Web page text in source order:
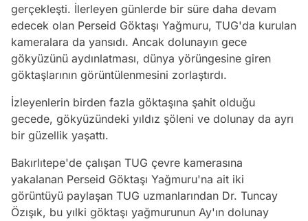
gerçekleşti. İlerleyen günlerde bir süre daha devam
edecek olan Perseid Göktaşı Yağmuru, TUG'da kurulan
kameralara da yansıdı. Ancak dolunayın gece
gökyüzünü aydınlatması, dünya yörüngesine giren
göktaşlarının görüntülenmesini zorlaştırdı.
İzleyenlerin birden fazla göktaşına şahit olduğu
gecede, gökyüzündeki yıldız şöleni ve dolunay da ayrı
bir güzellik yaşattı.
Bakırlıtepe'de çalışan TUG çevre kamerasına
yakalanan Perseid Göktaşı Yağmuru'na ait iki
görüntüyü paylaşan TUG uzmanlarından Dr. Tuncay
Özışık, bu yılki göktaşı yağmurunun Ay'ın dolunay